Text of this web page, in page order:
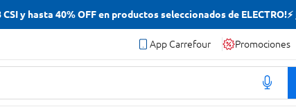
CSI y hasta 40% OFF en productos seleccionados de ELECTRO!⚡
App Carrefour Promociones